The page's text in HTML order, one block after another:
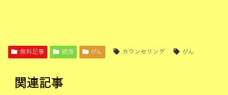
無料記事 健康 がん カウンセリング がん
関連記事